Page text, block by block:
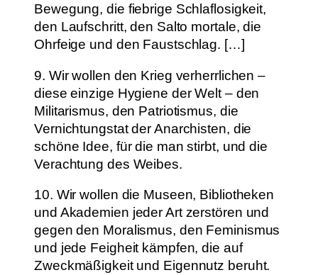
Bewegung, die fiebrige Schlaflosigkeit,
den Laufschritt, den Salto mortale, die
Ohrfeige und den Faustschlag. […]
9. Wir wollen den Krieg verherrlichen –
diese einzige Hygiene der Welt – den
Militarismus, den Patriotismus, die
Vernichtungstat der Anarchisten, die
schöne Idee, für die man stirbt, und die
Verachtung des Weibes.
10. Wir wollen die Museen, Bibliotheken
und Akademien jeder Art zerstören und
gegen den Moralismus, den Feminismus
und jede Feigheit kämpfen, die auf
Zweckmäßigkeit und Eigennutz beruht.